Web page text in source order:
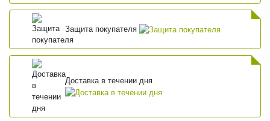
Защита покупателя
Доставка в течении дня